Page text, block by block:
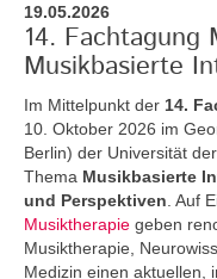
19.05.2026
14. Fachtagung
Musikbasierte
Im Mittelpunkt der 14.
10. Oktober 2026 im
Berlin) der Universität
Thema Musikbasierte
und Perspektiven . Auf
Musiktherapie geben
Musiktherapie,
Medizin einen aktuellen,